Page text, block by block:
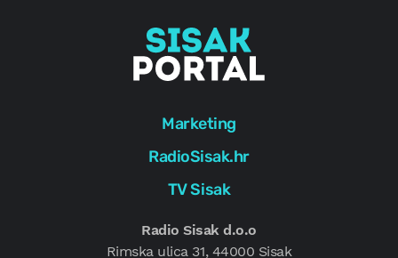
Marketing
RadioSisak.hr
TV Sisak
Radio Sisak d.o.o
Rimska ulica 31, 44000 Sisak